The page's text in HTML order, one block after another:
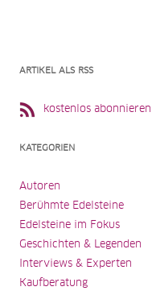
ARTIKEL ALS RSS
kostenlos abonnieren
KATEGORIEN
Autoren
Berühmte Edelsteine
Edelsteine im Fokus
Geschichten & Legenden
Interviews & Experten
Kaufberatung